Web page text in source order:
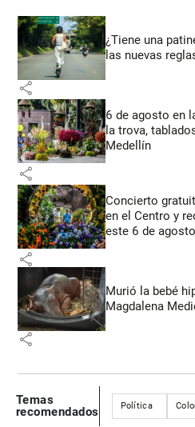
¿Tiene una
las nuevas
share
6 de agosto en
la trova,
Medellín
share
Concierto
en el Centro y
este 6 de
share
Murió la bebé
Magdalena
share
Temas
recomendados
Política